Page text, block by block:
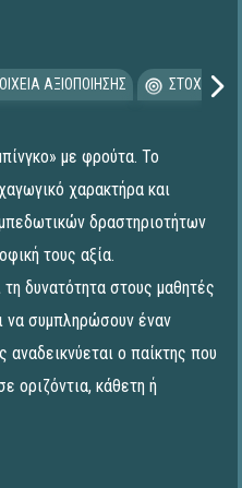
ΑΞΙΟΠΟΙΗΣΗΣ
με φρούτα. Το
χαρακτήρα και
δραστηριοτήτων
τους αξία.
τη δυνατότητα στους μαθητές
να συμπληρώσουν έναν
αναδεικνύεται ο παίκτης που
οριζόντια, κάθετη ή